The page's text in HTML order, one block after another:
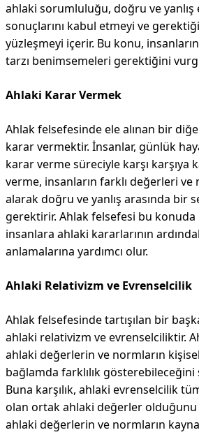
ahlaki sorumluluğu, doğru ve yanlış
sonuçlarını kabul etmeyi ve
yüzleşmeyi içerir. Bu konu,
tarzı benimsemeleri gerektiğini
Ahlaki Karar Vermek
Ahlak felsefesinde ele alınan bir
karar vermektir. İnsanlar, günlük
karar verme süreciyle karşı karşıya
verme, insanların farklı değerleri ve
alarak doğru ve yanlış arasında bir
gerektirir. Ahlak felsefesi bu
insanlara ahlaki kararlarının
anlamalarına yardımcı olur.
Ahlaki Relativizm ve Evrenselcilik
Ahlak felsefesinde tartışılan bir
ahlaki relativizm ve evrenselciliktir.
ahlaki değerlerin ve normların
bağlamda farklılık
Buna karşılık, ahlaki evrenselcilik
olan ortak ahlaki değerler olduğunu
ahlaki değerlerin ve normların